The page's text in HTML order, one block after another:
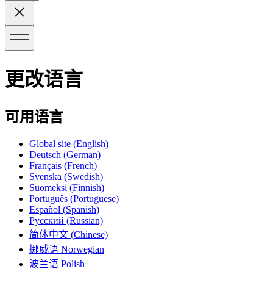
更改语言
可用语言
Global site (English)
Deutsch (German)
Français (French)
Svenska (Swedish)
Suomeksi (Finnish)
Português (Portuguese)
Español (Spanish)
Русский (Russian)
简体中文 (Chinese)
挪威语 Norwegian
波兰语 Polish